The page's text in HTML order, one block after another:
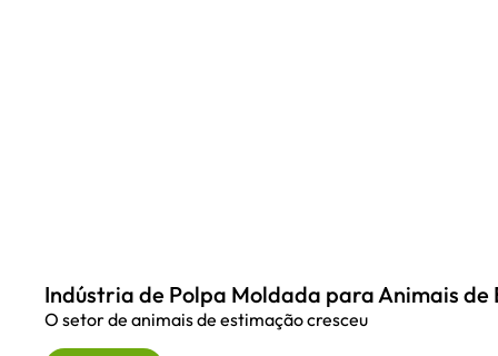
Indústria de Polpa Moldada para Animais de
O setor de animais de estimação cresceu